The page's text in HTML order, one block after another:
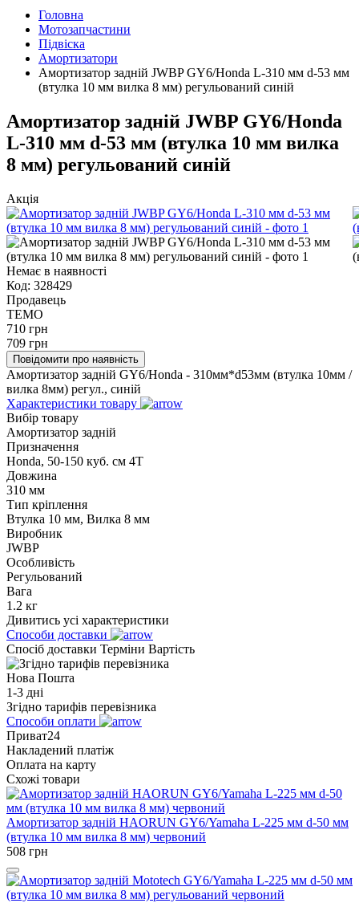
Головна
Мотозапчастини
Підвіска
Амортизатори
Амортизатор задній JWBP GY6/Honda L-310 мм d-53 мм
(втулка 10 мм вилка 8 мм) регульований синій
Амортизатор задній JWBP GY6/Honda
L-310 мм d-53 мм (втулка 10 мм вилка
8 мм) регульований синій
Акція
Немає в наявності
Код: 328429
Продавець
TEMO
710 грн
709 грн
Повідомити про наявність
Амортизатор задній GY6/Honda - 310мм*d53мм (втулка 10мм /
вилка 8мм) регул., синій
Характеристики товару
Вибір товару
Амортизатор задній
Призначення
Honda, 50-150 куб. см 4Т
Довжина
310 мм
Тип кріплення
Втулка 10 мм, Вилка 8 мм
Виробник
JWBP
Особливість
Регульований
Вага
1.2 кг
Дивитись усі характеристики
Способи доставки
Спосіб доставки Терміни Вартість
Нова Пошта
1-3 дні
Згідно тарифів перевізника
Способи оплати
Приват24
Накладений платіж
Оплата на карту
Схожі товари
Амортизатор задній HAORUN GY6/Yamaha L-225 мм d-50 мм
(втулка 10 мм вилка 8 мм) червоний
508 грн